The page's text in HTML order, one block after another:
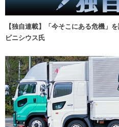
【独自連載】「今そこにある危機」
ビニシウス氏